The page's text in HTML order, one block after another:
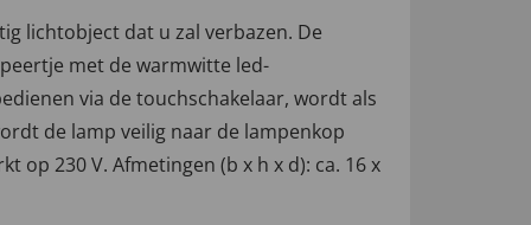
lichtobject dat u zal verbazen. De
met de warmwitte led-
via de touchschakelaar, wordt als
de lamp veilig naar de lampenkop
op 230 V. Afmetingen (b x h x d): ca. 16 x